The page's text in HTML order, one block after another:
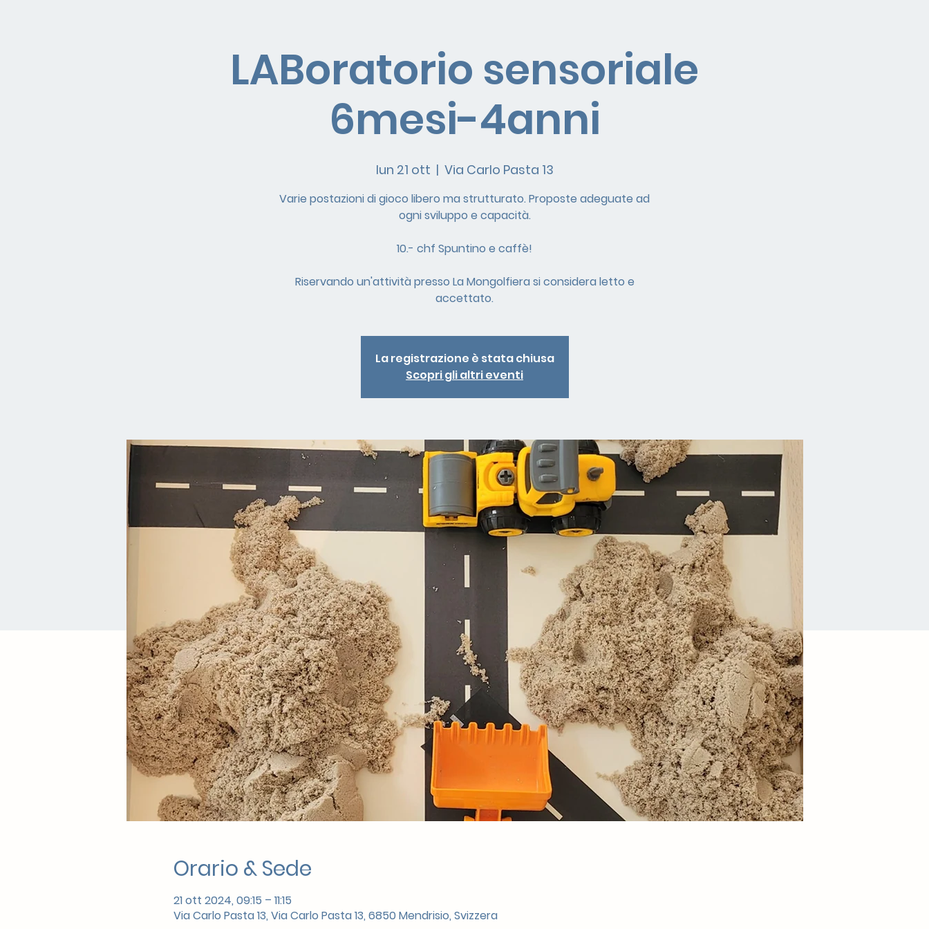
LABoratorio sensoriale
6mesi-4anni
lun 21 ott
  |
Via Carlo Pasta 13
Varie postazioni di gioco libero ma strutturato. Proposte adeguate ad
ogni sviluppo e capacità.
10.- chf Spuntino e caffè!
Riservando un'attività presso La Mongolfiera si considera letto e
accettato.
La registrazione è stata chiusa
Scopri gli altri eventi
Orario & Sede
21 ott 2024, 09:15 – 11:15
Via Carlo Pasta 13, Via Carlo Pasta 13, 6850 Mendrisio, Svizzera